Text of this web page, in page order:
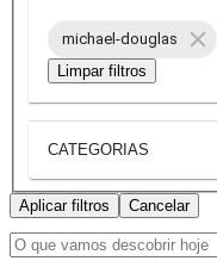
michael-douglas
Limpar filtros
CATEGORIAS
Aplicar filtros Cancelar